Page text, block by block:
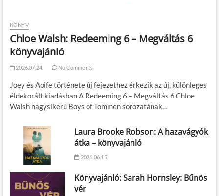
KÖNYV
Chloe Walsh: Redeeming 6 – Megváltás 6
könyvajánló
2026.07.24. No Comments
Joey és Aoife története új fejezethez érkezik az új, különleges
éldekorált kiadásban A Redeeming 6 – Megváltás 6 Chloe
Walsh nagysikerű Boys of Tommen sorozatának…
Laura Brooke Robson: A hazavágyók
átka – könyvajánló
2026.06.15.
Könyvajánló: Sarah Hornsley: Bűnös
vér